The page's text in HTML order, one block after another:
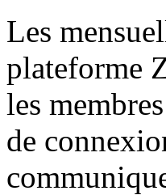
Les
plateforme
les
de